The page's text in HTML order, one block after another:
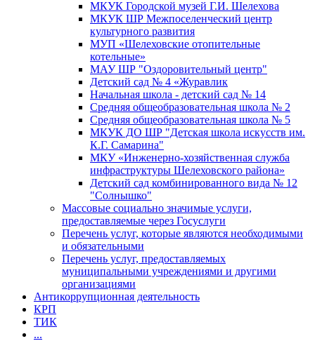
МКУК Городской музей Г.И. Шелехова
МКУК ШР Межпоселенческий центр
культурного развития
МУП «Шелеховские отопительные
котельные»
МАУ ШР "Оздоровительный центр"
Детский сад № 4 «Журавлик
Начальная школа - детский сад № 14
Средняя общеобразовательная школа № 2
Средняя общеобразовательная школа № 5
МКУК ДО ШР "Детская школа искусств им.
К.Г. Самарина"
МКУ «Инженерно-хозяйственная служба
инфраструктуры Шелеховского района»
Детский сад комбинированного вида № 12
"Солнышко"
Массовые социально значимые услуги,
предоставляемые через Госуслуги
Перечень услуг, которые являются необходимыми
и обязательными
Перечень услуг, предоставляемых
муниципальными учреждениями и другими
организациями
Антикоррупционная деятельность
КРП
ТИК
...